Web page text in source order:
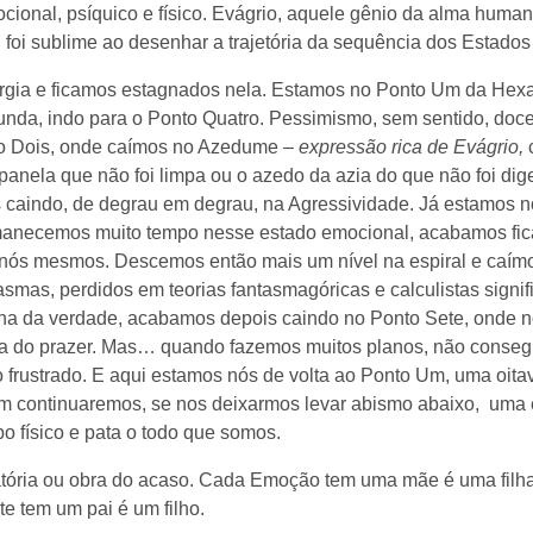
psíquico e físico. Evágrio, aquele gênio da alma
sublime ao desenhar a trajetória da sequência dos
e ficamos estagnados nela. Estamos no Ponto Um da
indo para o Ponto Quatro. Pessimismo, sem sentido,
Dois, onde caímos no Azedume – expressão rica de Evágrio,
que não foi limpa ou o azedo da azia do que não foi
de degrau em degrau, na Agressividade. Já estamos
muito tempo nesse estado emocional, acabamos
mesmos. Descemos então mais um nível na espiral e
perdidos em teorias fantasmagóricas e calculistas
da verdade, acabamos depois caindo no Ponto Sete, onde
do prazer. Mas… quando fazemos muitos planos, não
E aqui estamos nós de volta ao Ponto Um, uma
continuaremos, se nos deixarmos levar abismo abaixo,
físico e pata o todo que somos.
ou obra do acaso. Cada Emoção tem uma mãe é uma
tem um pai é um filho.